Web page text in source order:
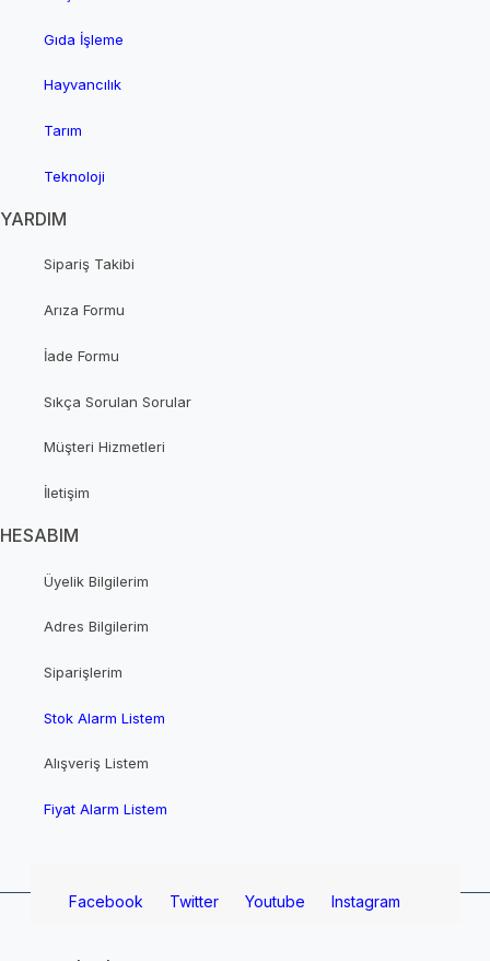
Gıda İşleme
Hayvancılık
Tarım
Teknoloji
YARDIM
Sipariş Takibi
Arıza Formu
İade Formu
Sıkça Sorulan Sorular
Müşteri Hizmetleri
İletişim
HESABIM
Üyelik Bilgilerim
Adres Bilgilerim
Siparişlerim
Stok Alarm Listem
Alışveriş Listem
Fiyat Alarm Listem
Facebook Twitter Youtube Instagram